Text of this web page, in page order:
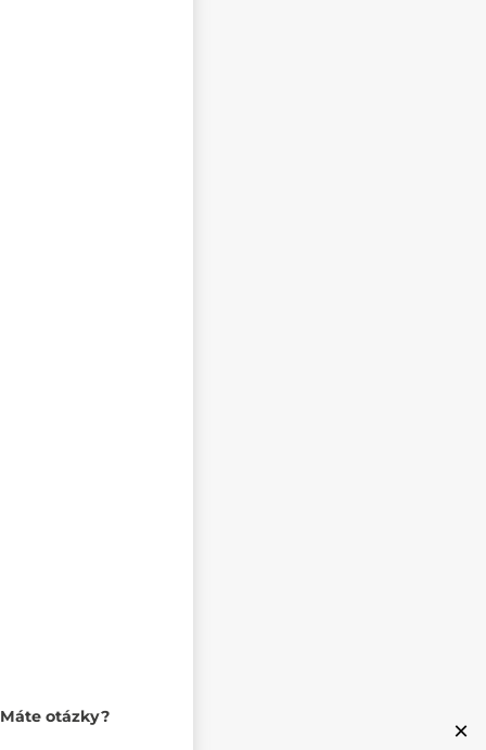
×
Máte otázky?